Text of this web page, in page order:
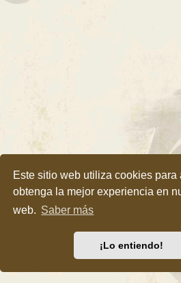
Este sitio web utiliza cookies para
obtenga la mejor experiencia en
web. Saber más
¡Lo entiendo!